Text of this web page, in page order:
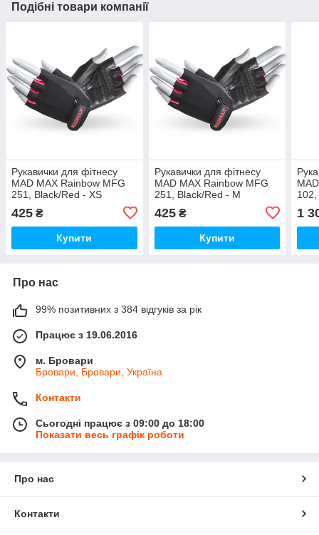
Подібні товари компанії
Рукавички для фітнесу
MAD MAX Rainbow MFG
251, Black/Red - XS
425 ₴
Купити
Рукавички для фітнесу
MAD MAX Rainbow MFG
251, Black/Red - M
425₴
Купити
1
Про нас
99% позитивних з 384 відгуків за рік
Працює з 19.06.2016
м. Бровари
Бровари, Бровари, Україна
Контакти
Сьогодні працює з 09:00 до 18:00
Показати весь графік роботи
Про нас
Контакти